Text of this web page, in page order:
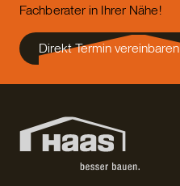
Fachberater in Ihrer Nähe!
Direkt Termin vereinbaren